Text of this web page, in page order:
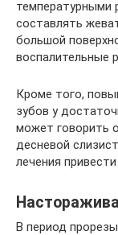
температурными
составлять
большой
воспалительные
Кроме того,
зубов у
может говорить
десневой
лечения
В период